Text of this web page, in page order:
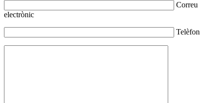
Correu
electrònic
Telèfon